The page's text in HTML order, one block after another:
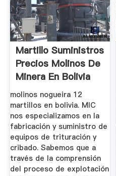
Martillo Suministros
Precios Molinos De
Minera En Bolivia
molinos nogueira 12
martillos en bolivia. MIC
nos especializamos en la
fabricación y suministro de
equipos de trituración y
cribado. Sabemos que a
través de la comprensión
del proceso de explotación